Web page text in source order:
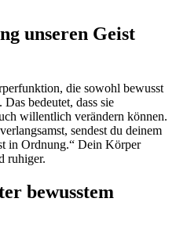
unseren Geist
die sowohl bewusst
bedeutet, dass sie
willentlich verändern können.
sendest du deinem
in Ordnung.“ Dein Körper
ruhiger.
bewusstem